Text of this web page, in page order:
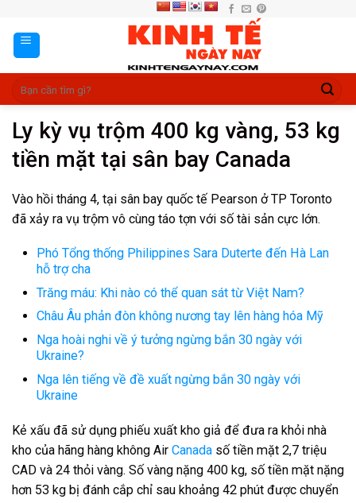
content
Ly kỳ vụ trộm 400 kg vàng, 53 kg
tiền mặt tại sân bay Canada
Vào hồi tháng 4, tại sân bay quốc tế Pearson ở TP Toronto
đã xảy ra vụ trộm vô cùng táo tợn với số tài sản cực lớn.
Phó Tổng thống Philippines Sara Duterte đến Hà Lan
hỗ trợ cha
Trăng máu: Khi nào có thể quan sát từ Việt Nam?
Châu Âu phản đòn không nương tay lên hàng hóa Mỹ
Nga hoài nghi về ý tưởng ngừng bắn 30 ngày với
Ukraine?
Nga lên tiếng về đề xuất ngừng bắn 30 ngày với
Ukraine
Kẻ xấu đã sử dụng phiếu xuất kho giả để đưa ra khỏi nhà
kho của hãng hàng không Air Canada số tiền mặt 2,7 triệu
CAD và 24 thỏi vàng. Số vàng nặng 400 kg, số tiền mặt nặng
hơn 53 kg bị đánh cắp chỉ sau khoảng 42 phút được chuyển